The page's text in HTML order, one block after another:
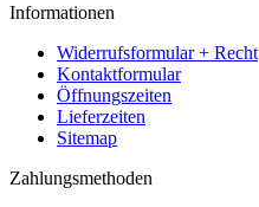
Informationen
Widerrufsformular + Recht
Kontaktformular
Öffnungszeiten
Lieferzeiten
Sitemap
Zahlungsmethoden